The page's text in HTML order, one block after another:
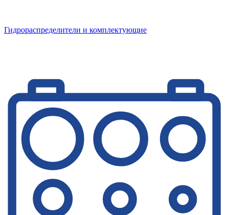
Гидрораспределители и комплектующие